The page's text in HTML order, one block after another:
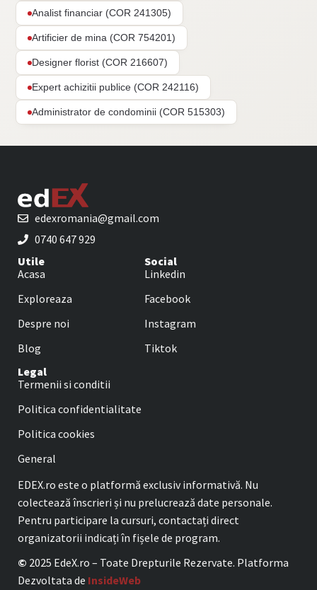
Analist financiar (COR 241305)
Artificier de mina (COR 754201)
Designer florist (COR 216607)
Expert achizitii publice (COR 242116)
Administrator de condominii (COR 515303)
edexromania@gmail.com
0740 647 929
Utile
Acasa
Exploreaza
Despre noi
Blog
Social
Linkedin
Facebook
Instagram
Tiktok
Legal
Termenii si conditii
Politica confidentialitate
Politica cookies
General
EDEX.ro este o platformă exclusiv informativă. Nu
colectează înscrieri și nu prelucrează date personale.
Pentru participare la cursuri, contactați direct
organizatorii indicați în fișele de program.
© 2025 EdeX.ro – Toate Drepturile Rezervate. Platforma
Dezvoltata de InsideWeb